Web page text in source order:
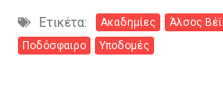
Ετικέτα: Ακαδημίες Άλσος
Ποδόσφαιρο
Υποδομές